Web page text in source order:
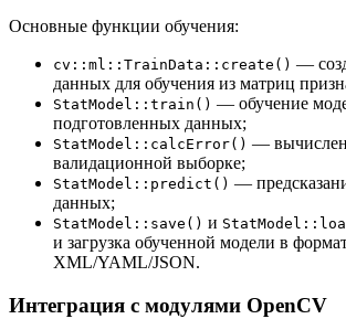
Основные функции обучения:
cv::ml::TrainData::create() —
данных для обучения из матриц
StatModel::train() — обучение
подготовленных данных;
StatModel::calcError() —
валидационной выборке;
StatModel::predict() —
данных;
StatModel::save() и
и загрузка обученной модели в
XML/YAML/JSON.
Интеграция с модулями OpenCV